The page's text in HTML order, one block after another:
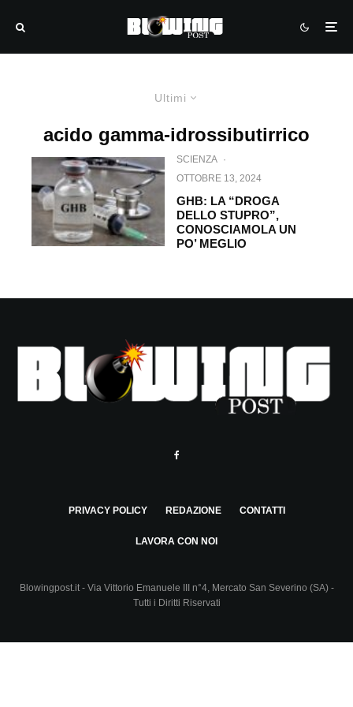
Ultimi
acido gamma-idrossibutirrico
SCIENZA ·
OTTOBRE 13, 2024
GHB: LA “DROGA
DELLO STUPRO”,
CONOSCIAMOLA UN
PO’ MEGLIO
PRIVACY POLICY REDAZIONE CONTATTI
LAVORA CON NOI
Blowingpost.it - Via Vittorio Emanuele III n°4, Mercato San Severino (SA) -
Tutti i Diritti Riservati